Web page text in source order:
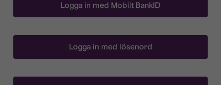
Logga in med Mobilt BankID
Logga in med lösenord